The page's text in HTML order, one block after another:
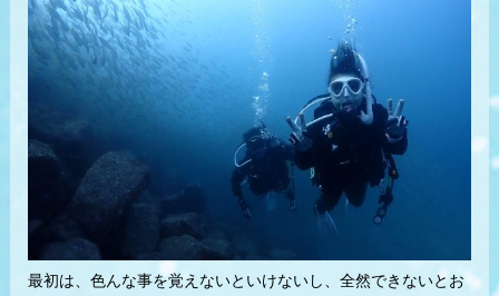
最初は、色んな事を覚えないといけないし、全然できないとお